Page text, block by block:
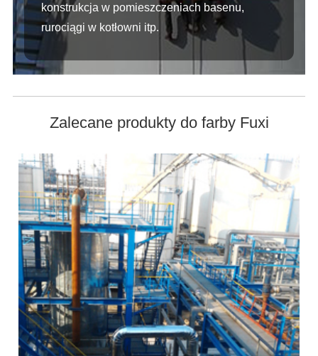
konstrukcja w pomieszczeniach basenu,
rurociągi w kotłowni itp.
Zalecane produkty do farby Fuxi